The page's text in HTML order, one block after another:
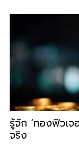
รู้จัก ‘ทองฟิวเจ
จริง